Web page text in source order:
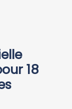
18